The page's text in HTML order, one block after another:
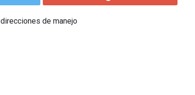
de manejo